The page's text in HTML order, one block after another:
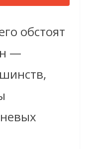
обстоят
—